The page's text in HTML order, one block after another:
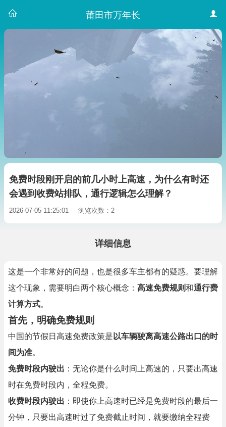
莆田市万年长
免费时段刚开启的前几小时上高速，为什么有时还
会遇到收费站排队，通行逻辑怎么理解？
2026-07-05 11:25:01 浏览次数：2
详细信息
这是一个非常好的问题，也是很多车主都有的疑惑。要理解
这个现象，需要明白两个核心概念： 高速免费规则和通行费
计算方式。
首先，明确免费规则
中国的节假日高速免费政策是 以车辆驶离高速公路出口的时
间为准。
免费时段内驶出 ：无论你是什么时间上高速的，只要出高速
时在免费时段内，全程免费。
收费时段内驶出 ：即使你上高速时已经是免费时段的最后一
分钟，只要出高速时过了免费截止时间，就要缴纳全程费